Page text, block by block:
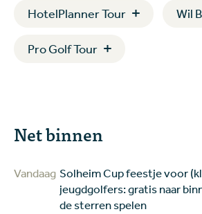
HotelPlanner Tour Wil
Pro Golf Tour
Net binnen
Vandaag Solheim Cup feestje voor
jeugdgolfers: gratis naar
de sterren spelen